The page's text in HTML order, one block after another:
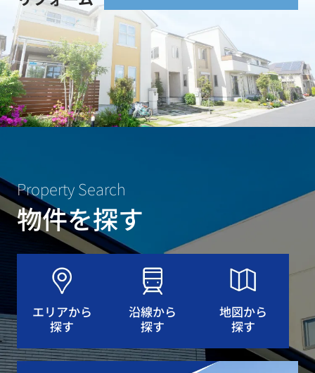
Property Search
物件を探す
エリアから
探す
沿線から
探す
地図から
探す